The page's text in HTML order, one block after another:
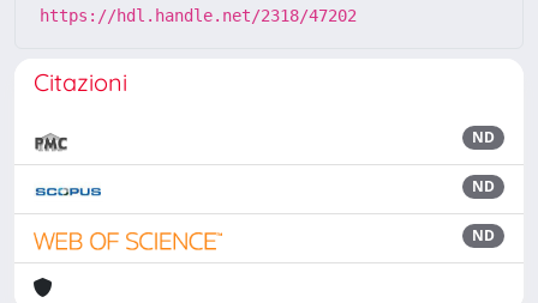
https://hdl.handle.net/2318/47202
Citazioni
ND
ND
ND